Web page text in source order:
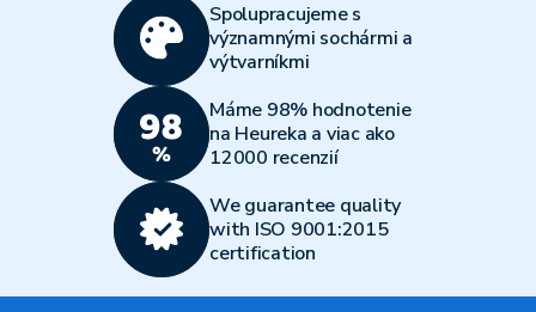
Spolupracujeme s
významnými sochármi a
výtvarníkmi
Máme 98% hodnotenie
na Heureka a viac ako
12000 recenzií
We guarantee quality
with ISO 9001:2015
certification